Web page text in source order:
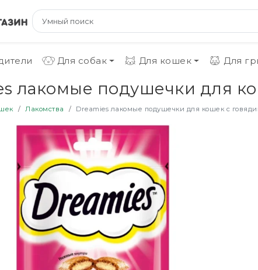
Для собак Для кошек Для
лакомые подушечки для
Лакомства Dreamies лакомые подушечки для кошек с